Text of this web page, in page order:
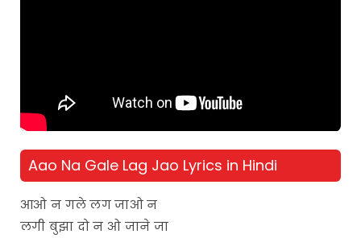
Aao Na Gale Lag Jao Lyrics in Hindi
आओ न गले लग जाओ न
लगी बुझा दो न ओ जाने जा